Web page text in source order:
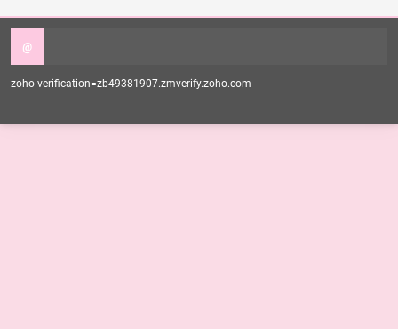
@
zoho-verification=zb49381907.zmverify.zoho.com